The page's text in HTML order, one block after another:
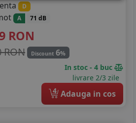
D
A 71 dB
RON
RON Discount 6%
In stoc - 4 buc
livrare 2/3 zile
4 Adauga in cos